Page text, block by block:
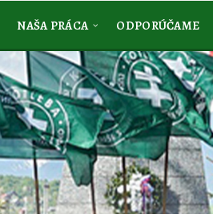
NAŠA PRÁCA ODPORÚČAME